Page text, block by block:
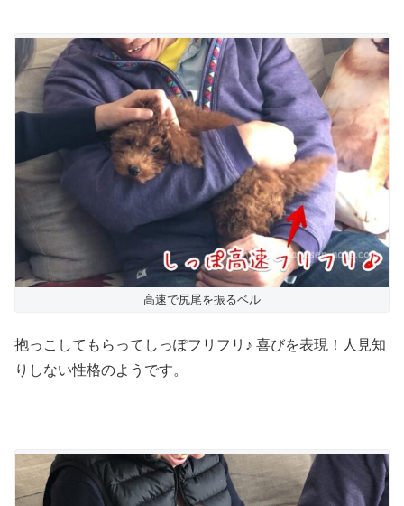
高速で尻尾を振るベル
抱っこしてもらってしっぽフリフリ♪ 喜びを表現！人見知
りしない性格のようです。